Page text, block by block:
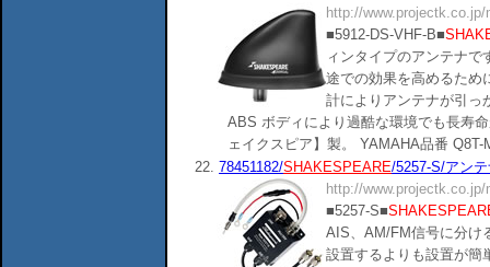
http://
■5912-DS-VHF-B■
ィンタイプのアンテナ
途での効果を高めるため
計によりアンテナが引っ
ABS ボディにより過酷な環境でも長寿
ェイクスピア】製。 YAMAHA品番 Q8T-
22. 78451182/SHAKESPEARE/5257-S/アン
http://
■5257-S■
AIS、AM/FM信号に分け
設置するよりも設置が簡